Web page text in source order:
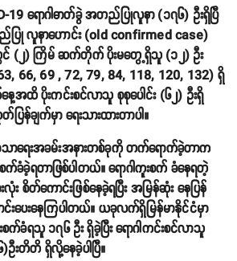
19 ရောဂါဓာတ်ခွဲ အတည်ပြုလူနာ (၁၇၆) ဦးရှိပြီ
ြု လူနာဟောင်း (old confirmed case)
းတွင် (၂) ကြိမ် ဆက်တိုက် ပိုးမတွေ့ရှိသူ (၁၂) ဦး
66, 69 , 72, 79, 84, 118, 120, 132) ရှိ
အထိ ပိုးကင်းစင်လာသူ စုစုပေါင်း (၆၂) ဦးရှိ
န်ချက်မှာ ရေးသားထားတာပါ။
ာရေးအခမ်းအနားတစ်ခုကို တက်ရောက်ခဲ့တာက
က်ခံခဲ့ရတာဖြစ်ပါတယ်။ ရောဂါကူးစက် ခံနေရတဲ့
စိတ်ကောင်းဖြစ်နေခဲ့ရပြီး အမြန်ဆုံး နေပြန်
ပေးနေကြပါတယ်။ ယခုလက်ရှိမြန်မာနိုင်ငံမှာ
စက်ခံရသူ ၁၇၆ ဦး ရှိခဲ့ပြီး ရောဂါကင်းစင်လာသူ
းတိတိ ရှိလို့နေခဲ့ပါပြီ။